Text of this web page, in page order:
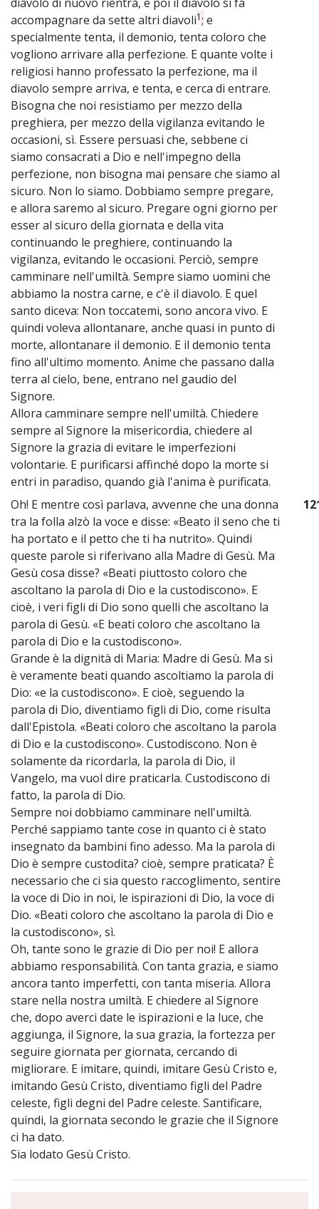
diavolo di nuovo rientra, e poi il diavolo si fa
accompagnare da sette altri diavoli1; e
specialmente tenta, il demonio, tenta coloro che
vogliono arrivare alla perfezione. E quante volte i
religiosi hanno professato la perfezione, ma il
diavolo sempre arriva, e tenta, e cerca di entrare.
Bisogna che noi resistiamo per mezzo della
preghiera, per mezzo della vigilanza evitando le
occasioni, sì. Essere persuasi che, sebbene ci
siamo consacrati a Dio e nell'impegno della
perfezione, non bisogna mai pensare che siamo al
sicuro. Non lo siamo. Dobbiamo sempre pregare,
e allora saremo al sicuro. Pregare ogni giorno per
esser al sicuro della giornata e della vita
continuando le preghiere, continuando la
vigilanza, evitando le occasioni. Perciò, sempre
camminare nell'umiltà. Sempre siamo uomini che
abbiamo la nostra carne, e c'è il diavolo. E quel
santo diceva: Non toccatemi, sono ancora vivo. E
quindi voleva allontanare, anche quasi in punto di
morte, allontanare il demonio. E il demonio tenta
fino all'ultimo momento. Anime che passano dalla
terra al cielo, bene, entrano nel gaudio del
Signore.
Allora camminare sempre nell'umiltà. Chiedere
sempre al Signore la misericordia, chiedere al
Signore la grazia di evitare le imperfezioni
volontarie. E purificarsi affinché dopo la morte si
entri in paradiso, quando già l'anima è purificata.
Oh! E mentre così parlava, avvenne che una donna
tra la folla alzò la voce e disse: «Beato il seno che ti
ha portato e il petto che ti ha nutrito». Quindi
queste parole si riferivano alla Madre di Gesù. Ma
Gesù cosa disse? «Beati piuttosto coloro che
ascoltano la parola di Dio e la custodiscono». E
cioè, i veri figli di Dio sono quelli che ascoltano la
parola di Gesù. «E beati coloro che ascoltano la
parola di Dio e la custodiscono».
Grande è la dignità di Maria: Madre di Gesù. Ma si
è veramente beati quando ascoltiamo la parola di
Dio: «e la custodiscono». E cioè, seguendo la
parola di Dio, diventiamo figli di Dio, come risulta
dall'Epistola. «Beati coloro che ascoltano la parola
di Dio e la custodiscono». Custodiscono. Non è
solamente da ricordarla, la parola di Dio, il
Vangelo, ma vuol dire praticarla. Custodiscono di
fatto, la parola di Dio.
Sempre noi dobbiamo camminare nell'umiltà.
Perché sappiamo tante cose in quanto ci è stato
insegnato da bambini fino adesso. Ma la parola di
Dio è sempre custodita? cioè, sempre praticata? È
necessario che ci sia questo raccoglimento, sentire
la voce di Dio in noi, le ispirazioni di Dio, la voce di
Dio. «Beati coloro che ascoltano la parola di Dio e
la custodiscono», sì.
Oh, tante sono le grazie di Dio per noi! E allora
abbiamo responsabilità. Con tanta grazia, e siamo
ancora tanto imperfetti, con tanta miseria. Allora
stare nella nostra umiltà. E chiedere al Signore
che, dopo averci date le ispirazioni e la luce, che
aggiunga, il Signore, la sua grazia, la fortezza per
seguire giornata per giornata, cercando di
migliorare. E imitare, quindi, imitare Gesù Cristo e,
imitando Gesù Cristo, diventiamo figli del Padre
celeste, figli degni del Padre celeste. Santificare,
quindi, la giornata secondo le grazie che il Signore
ci ha dato.
Sia lodato Gesù Cristo.